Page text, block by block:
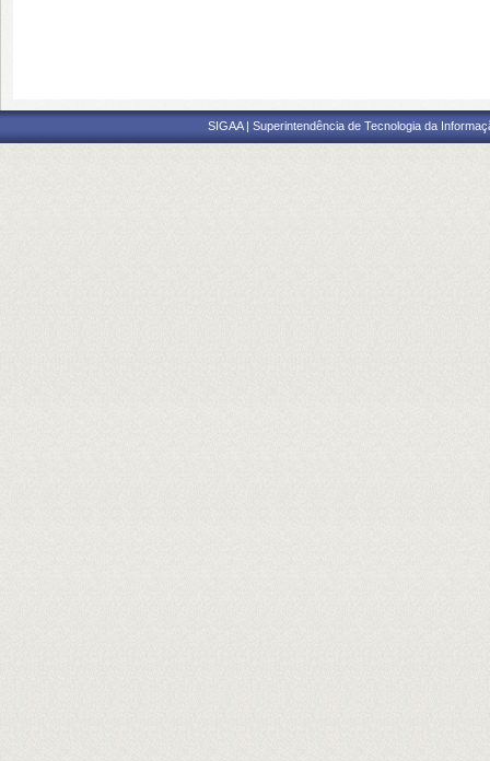
SIGAA | Superintendência de Tecnologia da